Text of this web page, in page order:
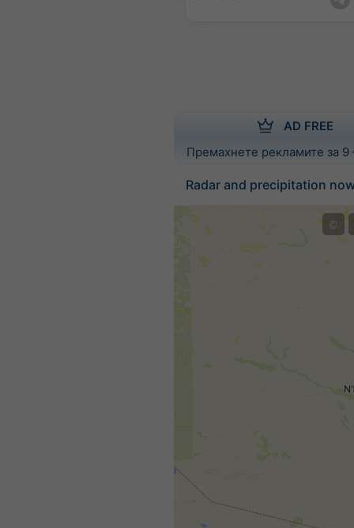
AD FREE
Премахнете рекламите за
Radar and precipitation
©